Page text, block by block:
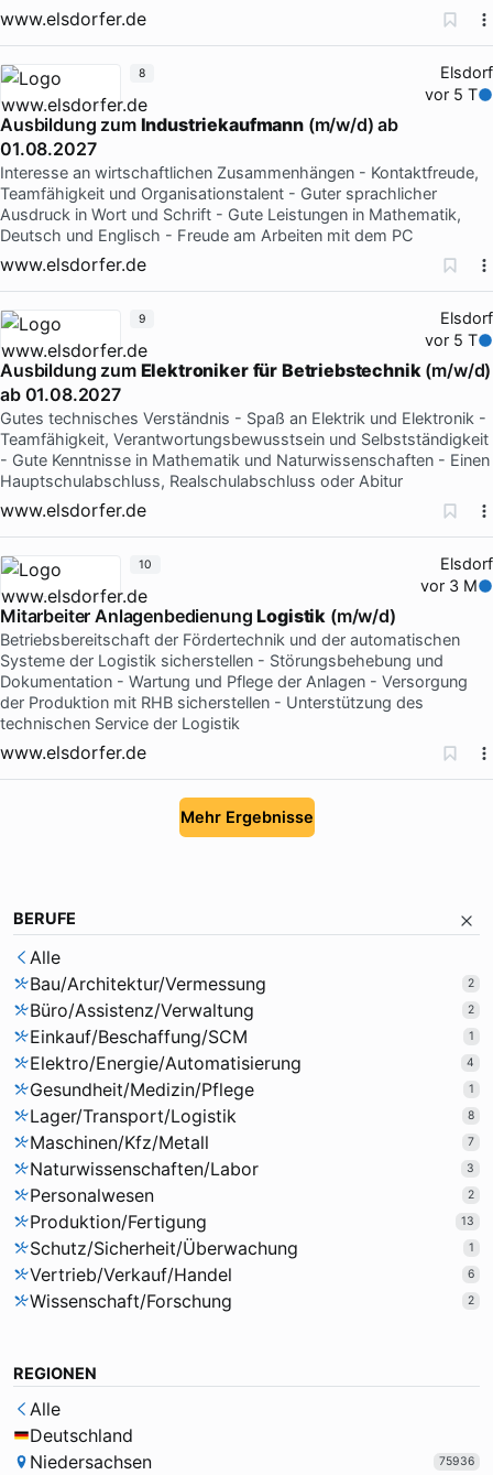
www.elsdorfer.de
Elsdorf
vor 5 T
Ausbildung zum Industriekaufmann(m/w/d) ab
01.08.2027
Interesse an wirtschaftlichen Zusammenhängen - Kontaktfreude,
Teamfähigkeit und Organisationstalent - Guter sprachlicher
Ausdruck in Wort und Schrift - Gute Leistungen in Mathematik,
Deutsch und Englisch - Freude am Arbeiten mit dem PC
www.elsdorfer.de
8
Elsdorf
vor 5 T
Ausbildung zum Elektroniker für Betriebstechnik (m/w/d)
ab 01.08.2027
Gutes technisches Verständnis - Spaß an Elektrik und Elektronik -
Teamfähigkeit, Verantwortungsbewusstsein und Selbstständigkeit
- Gute Kenntnisse in Mathematik und Naturwissenschaften - Einen
Hauptschulabschluss, Realschulabschluss oder Abitur
www.elsdorfer.de
9
Elsdorf
vor 3 M
Mitarbeiter AnlagenbedienungLogistik (m/w/d)
Betriebsbereitschaft der Fördertechnik und der automatischen
Systeme der Logistik sicherstellen - Störungsbehebung und
Dokumentation - Wartung und Pflege der Anlagen - Versorgung
der Produktion mit RHB sicherstellen - Unterstützung des
technischen Service der Logistik
www.elsdorfer.de
10
Mehr Ergebnisse
BERUFE
Alle
Bau/Architektur/Vermessung
2
Büro/Assistenz/Verwaltung 2
Einkauf/Beschaffung/SCM 1
Elektro/Energie/Automatisierung 4
Gesundheit/Medizin/Pflege 1
Lager/Transport/Logistik 8
Maschinen/Kfz/Metall 7
Naturwissenschaften/Labor 3
Personalwesen 2
Produktion/Fertigung 13
Schutz/Sicherheit/Überwachung 1
Vertrieb/Verkauf/Handel 6
Wissenschaft/Forschung 2
REGIONEN
Alle
Deutschland
Niedersachsen
75936